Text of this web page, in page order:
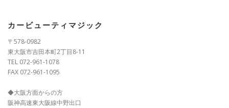
カービューティマジック
〒578-0982
東大阪市吉田本町2丁目8-11
TEL 072-961-1078
FAX 072-961-1095
◆大阪方面からの方
阪神高速東大阪線中野出口